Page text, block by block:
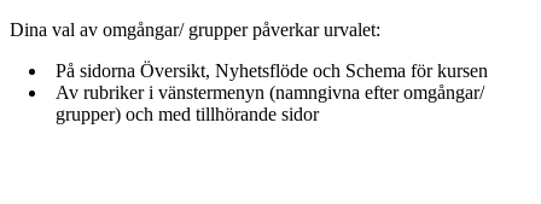
Dina val av omgångar/ grupper påverkar urvalet:
På sidorna Översikt, Nyhetsflöde och Schema för kursen
Av rubriker i vänstermenyn (namngivna efter omgångar/
grupper) och med tillhörande sidor